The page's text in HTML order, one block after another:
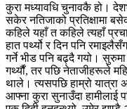
कुरा मध्यावधि चुनावकै हो।
सकेर नतिजाको प्रतिक्षामा
कहिले यहाँ त कहिले त्यहाँ
हात पर्थ्यो र दिन पनि
गर्ने भीड पनि बढ्दै गयो। सुरुमा
गर्थ्यौं, तर पछि नेताजीहरूले
थाले। त्यसपछि हाम्रो यात्रा
आफ्ना कुरा सुनाउँदा हामीलाई